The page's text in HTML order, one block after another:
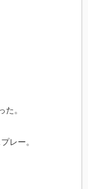
。
レー。